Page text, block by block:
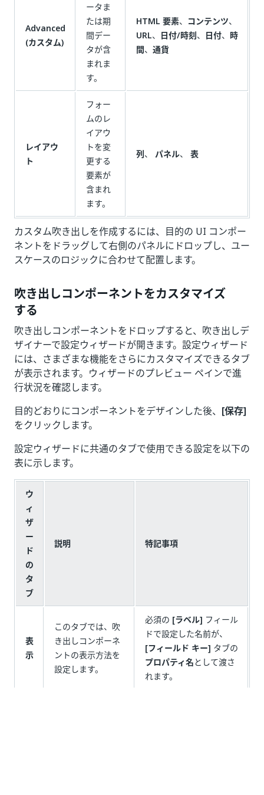
Advanced
(カスタム)
ータま
たは期
間デー
タが含
まれま
す。
HTML 要素、 コンテンツ、
URL、 日付/時刻、 日付、 時
間、 通貨
レイアウ
ト
フォー
ムのレ
イアウ
トを変
更する
要素が
含まれ
ます。
列、 パネル、 表
カスタム吹き出しを作成するには、目的の UI コンポー
ネントをドラッグして右側のパネルにドロップし、ユー
スケースのロジックに合わせて配置します。
吹き出しコンポーネントをカスタマイズ
する
吹き出しコンポーネントをドロップすると、吹き出しデ
ザイナーで設定ウィザードが開きます。設定ウィザード
には、さまざまな機能をさらにカスタマイズできるタブ
が表示されます。ウィザードのプレビュー ペインで進
行状況を確認します。
目的どおりにコンポーネントをデザインした後、 [保存]
をクリックします。
設定ウィザードに共通のタブで使用できる設定を以下の
表に示します。
ウ
ィ
ザ
ー
ド
の
タ
ブ
説明 特記事項
表
示
このタブでは、吹
き出しコンポーネ
ントの表示方法を
設定します。
必須の [ラベル] フィール
ドで設定した名前が、
[フィールド キー] タブの
プロパティ名として渡さ
れます。